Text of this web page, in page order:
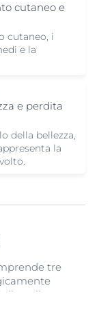
cutaneo e
cutaneo, i
e la
e perdita
della bellezza,
la
tre
pelle non